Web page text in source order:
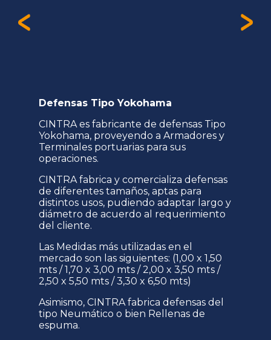
Defensas Tipo Yokohama
CINTRA es fabricante de defensas Tipo
Yokohama, proveyendo a Armadores y
Terminales portuarias para sus
operaciones.
CINTRA fabrica y comercializa defensas
de diferentes tamaños, aptas para
distintos usos, pudiendo adaptar largo y
diámetro de acuerdo al requerimiento
del cliente.
Las Medidas más utilizadas en el
mercado son las siguientes: (1,00 x 1,50
mts / 1,70 x 3,00 mts / 2,00 x 3,50 mts /
2,50 x 5,50 mts / 3,30 x 6,50 mts)
Asimismo, CINTRA fabrica defensas del
tipo Neumático o bien Rellenas de
espuma.